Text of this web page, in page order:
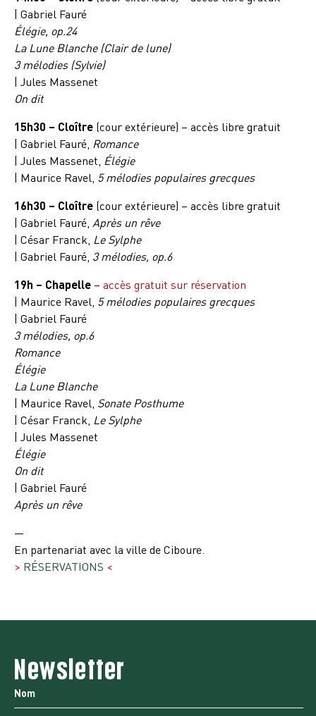
| Gabriel Fauré
Élégie, op.24
La Lune Blanche (Clair de lune)
3 mélodies (Sylvie)
| Jules Massenet
On dit
15h30 – Cloître (cour extérieure) – accès libre gratuit
| Gabriel Fauré, Romance
| Jules Massenet, Élégie
| Maurice Ravel, 5 mélodies populaires grecques
16h30 – Cloître (cour extérieure) – accès libre gratuit
| Gabriel Fauré, Après un rêve
| César Franck, Le Sylphe
| Gabriel Fauré, 3 mélodies, op.6
19h – Chapelle – accès gratuit sur réservation
| Maurice Ravel, 5 mélodies populaires grecques
| Gabriel Fauré
3 mélodies, op.6
Romance
Élégie
La Lune Blanche
| Maurice Ravel, Sonate Posthume
| César Franck, Le Sylphe
| Jules Massenet
Élégie
On dit
| Gabriel Fauré
Après un rêve
—
En partenariat avec la ville de Ciboure.
> RÉSERVATIONS <
Newsletter